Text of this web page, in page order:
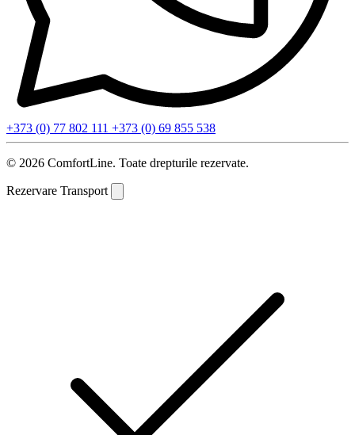
+373 (0) 77 802 111 +373 (0) 69 855 538
© 2026 ComfortLine. Toate drepturile rezervate.
Rezervare Transport